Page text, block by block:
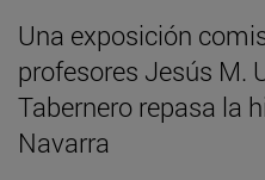
Una exposición
profesores Jesús M.
Tabernero repasa la
Navarra